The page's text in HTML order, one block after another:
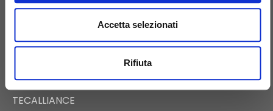
Accetta selezionati
Rifiuta
ΨΗΦΙΑΚΌΣ ΚΑΤΆΛΟΓΟΣ
ΕΚΔΗΛΏΣΕΙΣ
ΑΊΘΟΥΣΑ ΤΎΠΟΥ
TECALLIANCE